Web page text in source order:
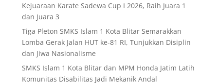
Kejuaraan Karate Sadewa Cup I 2026, Raih Juara 1
dan Juara 3
Tiga Pleton SMKS Islam 1 Kota Blitar Semarakkan
Lomba Gerak Jalan HUT ke-81 RI, Tunjukkan Disiplin
dan Jiwa Nasionalisme
SMKS Islam 1 Kota Blitar dan MPM Honda Jatim Latih
Komunitas Disabilitas Jadi Mekanik Andal